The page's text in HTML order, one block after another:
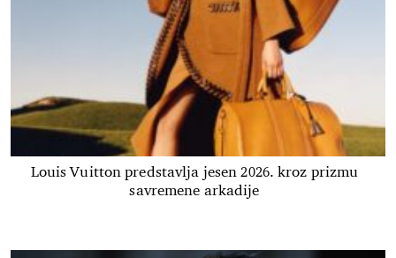
Louis Vuitton predstavlja jesen 2026. kroz prizmu
savremene arkadije